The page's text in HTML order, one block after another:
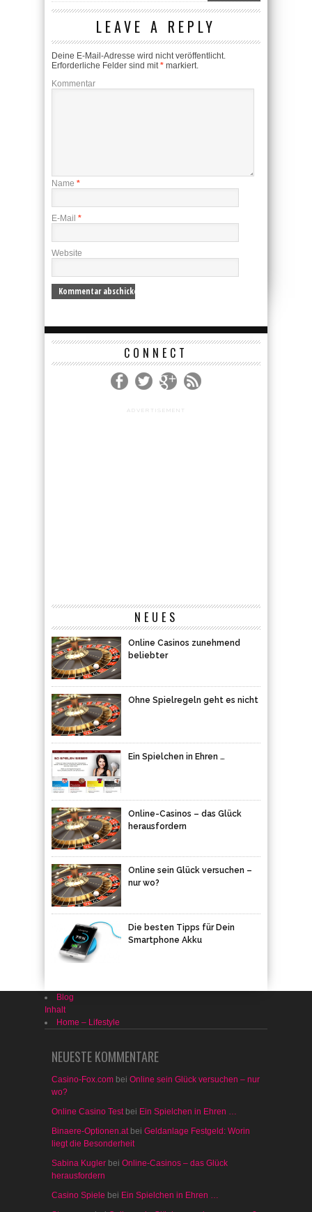
LEAVE A REPLY
Deine E-Mail-Adresse wird nicht veröffentlicht.
Erforderliche Felder sind mit* markiert.
Kommentar
Name *
E-Mail *
Website
CONNECT
ADVERTISEMENT
NEUES
Online Casinos zunehmend
beliebter
Ohne Spielregeln geht es nicht
Ein Spielchen in Ehren …
Online-Casinos – das Glück
herausfordern
Online sein Glück versuchen –
nur wo?
Die besten Tipps für Dein
Smartphone Akku
Blog
Inhalt
Home – Lifestyle
NEUESTE KOMMENTARE
Casino-Fox.com bei Online sein Glück versuchen – nur
wo?
Online Casino Testbei Ein Spielchen in Ehren …
Binaere-Optionen.atbei Geldanlage Festgeld: Worin
liegt die Besonderheit
Sabina Kugler bei Online-Casinos – das Glück
herausfordern
Casino Spiele bei Ein Spielchen in Ehren …